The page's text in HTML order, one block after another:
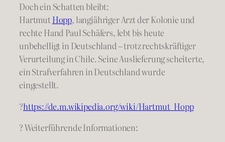
Doch ein Schatten bleibt:
Hartmut Hopp, langjähriger Arzt der Kolonie und
rechte Hand Paul Schäfers, lebt bis heute
unbehelligt in Deutschland – trotz rechtskräftiger
Verurteilung in Chile. Seine Auslieferung scheiterte,
ein Strafverfahren in Deutschland wurde
eingestellt.
?https://de.m.wikipedia.org/wiki/Hartmut_Hopp
? Weiterführende Informationen: